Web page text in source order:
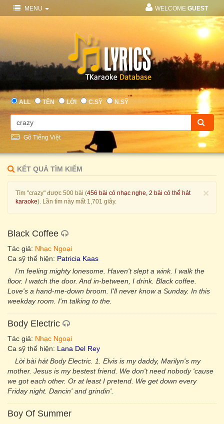
MENU WELCOME GUEST
ALL TÊN LỜI C.SỸ N.SỸ
Gõ Tiếng Việt
KẾT QUẢ TÌM KIẾM
×
Tìm "crazy" được 500 bài (456 bài có nhạc nghe, 2 bài có thể hát
karaoke). Lần tìm này mất 1,701 giây.
Black Coffee
Tác giả: Nhạc Ngoại
Ca sỹ thể hiện: Patricia Kaas
I'm feeling mighty lonesome. Haven't slept a wink. I walk the
floor. I watch the door. And in-between, I drink. Black coffee.
Love's a hand-me-down broom. I'll never know a Sunday. In this
weekday room. I'm talking to the.
Body Electric
Tác giả: Nhạc Ngoại
Ca sỹ thể hiện: Lana Del Rey
Lời bài hát Body Electric. 1. Elvis is my daddy, Marilyn's my
mother. Jesus is my bestest friend. We don't need nobody 'cause
we got each other. Or at least I pretend. We get down every
Friday night. Dancin' and grindin'.
Boy Of Summer